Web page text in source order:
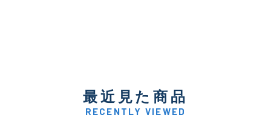
最近見た商品
RECENTLY VIEWED